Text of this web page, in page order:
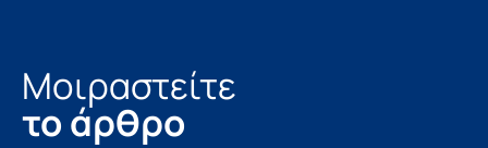
Μοιραστείτε
το άρθρο